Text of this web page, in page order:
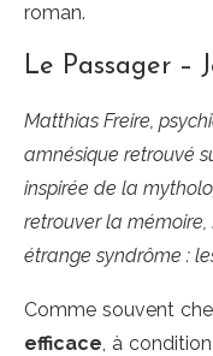
roman.
Le Passager –
Matthias Freire,
amnésique retrouvé
inspirée de la
retrouver la
étrange syndrôme :
Comme souvent
efficace, à